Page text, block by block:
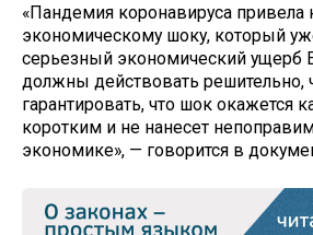
«Пандемия коронавируса привела
экономическому шоку, который
серьезный экономический ущерб
должны действовать решительно,
гарантировать, что шок окажется
коротким и не нанесет
экономике», — говорится в